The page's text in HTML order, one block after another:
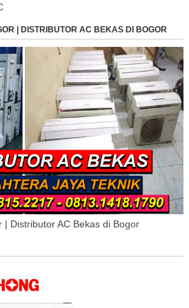
| DISTRIBUTOR AC BEKAS DI BOGOR
| Distributor AC Bekas di Bogor